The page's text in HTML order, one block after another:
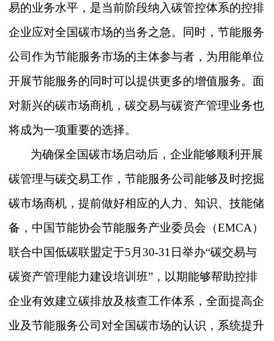
易的业务水平，是当前阶段纳入碳管控体系的控排
企业应对全国碳市场的当务之急。同时，节能服务
公司作为节能服务市场的主体参与者，为用能单位
开展节能服务的同时可以提供更多的增值服务。面
对新兴的碳市场商机，碳交易与碳资产管理业务也
将成为一项重要的选择。
为确保全国碳市场启动后，企业能够顺利开展
碳管理与碳交易工作，节能服务公司能够及时挖掘
碳市场商机，提前做好相应的人力、知识、技能储
备，中国节能协会节能服务产业委员会（EMCA）
联合中国低碳联盟定于5月30-31日举办“碳交易与
碳资产管理能力建设培训班”，以期能够帮助控排
企业有效建立碳排放及核查工作体系，全面提高企
业及节能服务公司对全国碳市场的认识，系统提升